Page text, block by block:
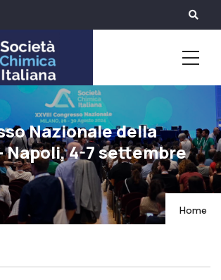
additional actions
Nazionale della
Napoli, 4-7 settembre
Home